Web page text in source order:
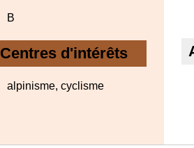
B
Centres d'intérêts
alpinisme, cyclisme